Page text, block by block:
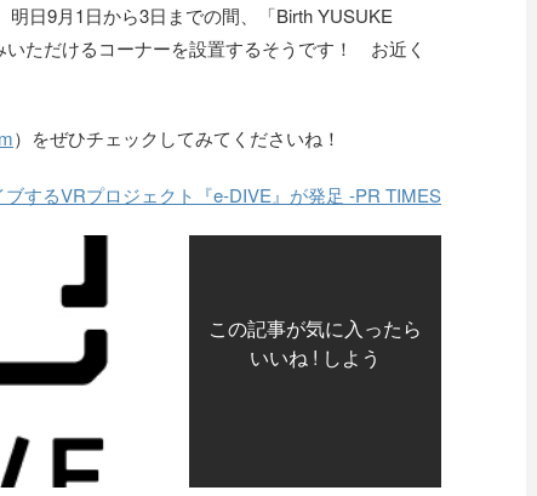
明日9月1日から3日までの間、「Birth YUSUKE
ただけるコーナーを設置するそうです！ お近く
）をぜひチェックしてみてくださいね！
するVRプロジェクト『e-DIVE』が発足 -PR TIMES
この記事が気に入ったら
いいね ! しよう